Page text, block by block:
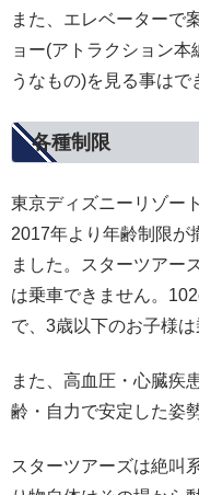
また、エレベーターで
ョー(アトラクション
うなもの)を見る事はで
各種制限
東京ディズニーリゾー
2017年より年齢制限が
ました。スターツアー
は乗車できません。
で、3歳以下のお子様は
また、高血圧・心臓疾
齢・自力で安定した姿
スターツアーズは絶叫